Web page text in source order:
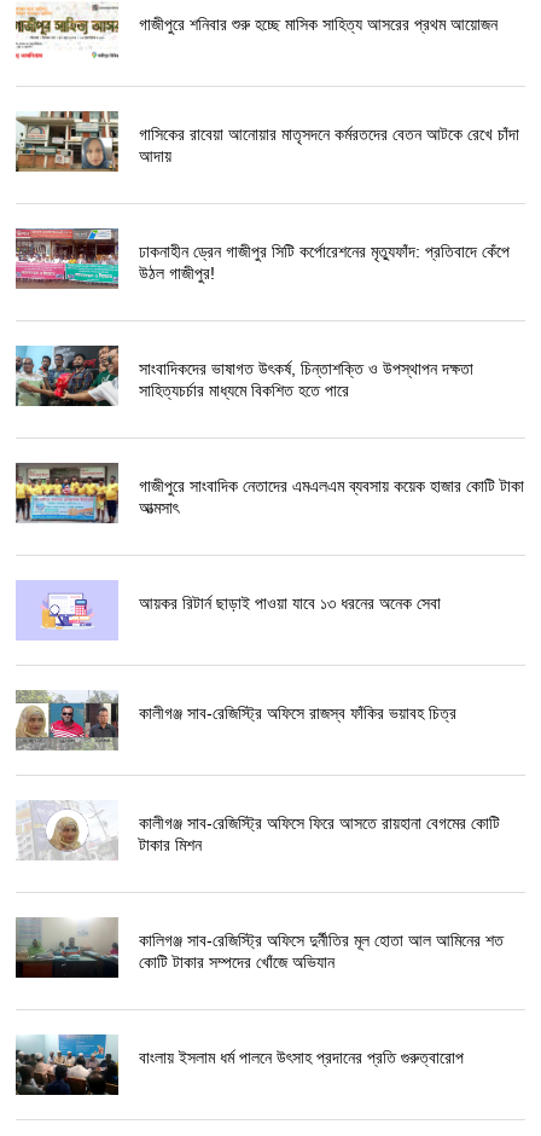
গাজীপুরে শনিবার শুরু হচ্ছে মাসিক সাহিত্য আসরের প্রথম আয়োজন
গাসিকের রাবেয়া আনোয়ার মাতৃসদনে কর্মরতদের বেতন আটকে রেখে চাঁদা
আদায়
ঢাকনাহীন ড্রেন গাজীপুর সিটি কর্পোরেশনের মৃত্যুফাঁদ: প্রতিবাদে কেঁপে
উঠল গাজীপুর!
সাংবাদিকদের ভাষাগত উৎকর্ষ, চিন্তাশক্তি ও উপস্থাপন দক্ষতা
সাহিত্যচর্চার মাধ্যমে বিকশিত হতে পারে
গাজীপুরে সাংবাদিক নেতাদের এমএলএম ব্যবসায় কয়েক হাজার কোটি টাকা
আত্মসাৎ
আয়কর রিটার্ন ছাড়াই পাওয়া যাবে ১৩ ধরনের অনেক সেবা
কালীগঞ্জ সাব-রেজিস্ট্রি অফিসে রাজস্ব ফাঁকির ভয়াবহ চিত্র
কালীগঞ্জ সাব-রেজিস্ট্রি অফিসে ফিরে আসতে রায়হানা বেগমের কোটি
টাকার মিশন
কালিগঞ্জ সাব-রেজিস্ট্রি অফিসে দুর্নীতির মূল হোতা আল আমিনের শত
কোটি টাকার সম্পদের খোঁজে অভিযান
বাংলায় ইসলাম ধর্ম পালনে উৎসাহ প্রদানের প্রতি গুরুত্বারোপ